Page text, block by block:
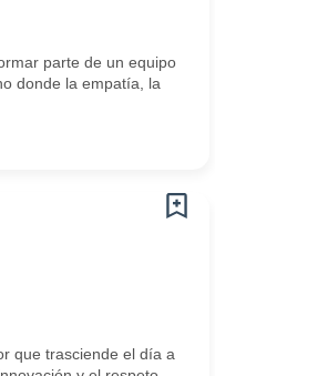
parte de un equipo
donde la empatía, la
que trasciende el día a